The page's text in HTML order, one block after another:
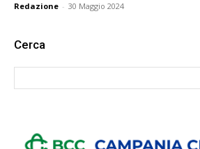
Redazione - 30 Maggio 2024
Cerca